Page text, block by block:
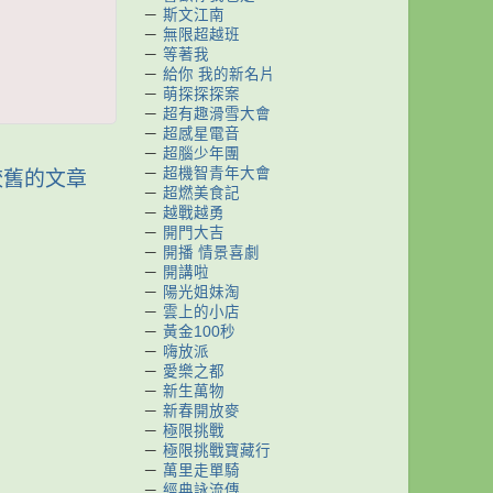
的文章
－ 斯文江南
－ 無限超越班
－ 等著我
－ 給你 我的新名片
－ 萌探探探案
－ 超有趣滑雪大會
－ 超感星電音
－ 超腦少年團
－ 超機智青年大會
－ 超燃美食記
－ 越戰越勇
－ 開門大吉
－ 開播 情景喜劇
－ 開講啦
－ 陽光姐妹淘
－ 雲上的小店
－ 黃金100秒
－ 嗨放派
－ 愛樂之都
－ 新生萬物
－ 新春開放麥
－ 極限挑戰
－ 極限挑戰寶藏行
－ 萬里走單騎